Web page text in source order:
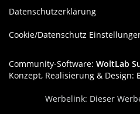
Datenschutzerklärung
Cookie/Datenschutz
Community-Software: WoltLab
Konzept, Realisierung & Design:
Werbelink: Dieser